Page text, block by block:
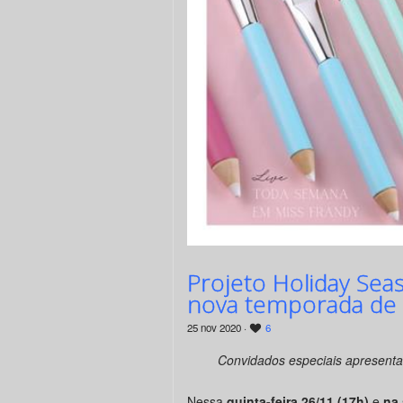
Projeto Holiday
nova temporada de
25 nov 2020 · 6
Convidados especiais